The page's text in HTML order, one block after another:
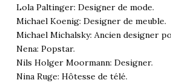
Lola Paltinger: Designer de mode.
Michael Koenig: Designer de meuble.
Michael Michalsky: Ancien designer
Nena: Popstar.
Nils Holger Moormann: Designer.
Nina Ruge: Hôtesse de télé.